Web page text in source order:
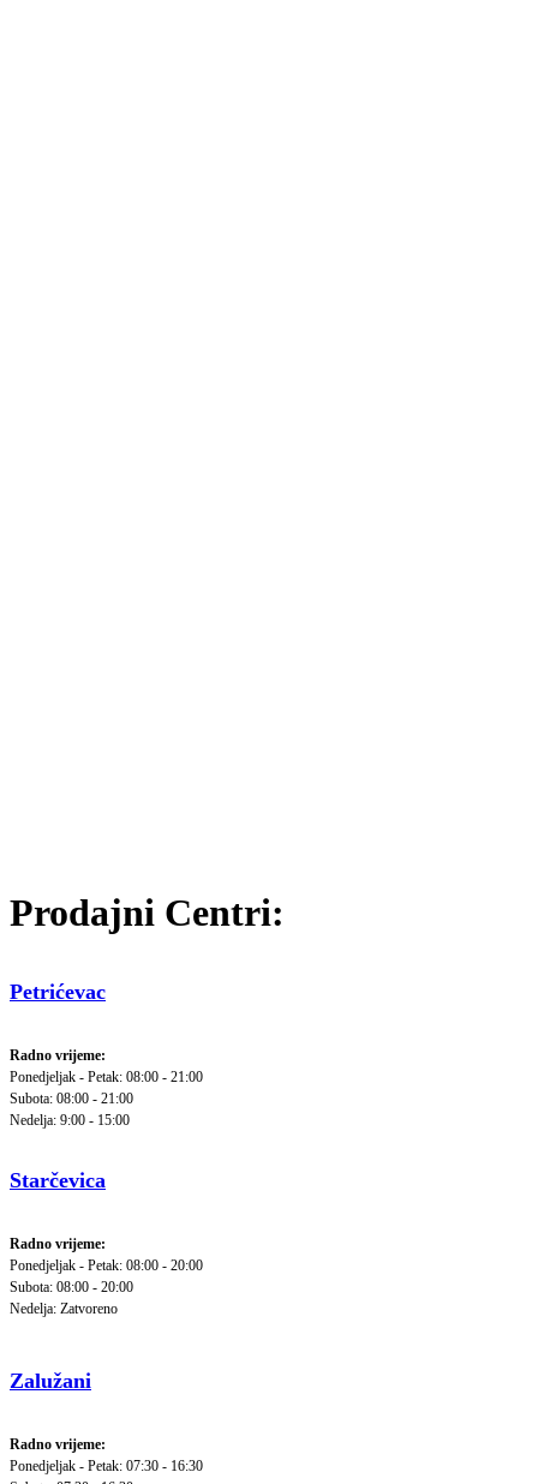
Prodajni Centri:
Petrićevac
Radno vrijeme:
Ponedjeljak - Petak: 08:00 - 21:00
Subota: 08:00 - 21:00
Nedelja: 9:00 - 15:00
Starčevica
Radno vrijeme:
Ponedjeljak - Petak: 08:00 - 20:00
Subota: 08:00 - 20:00
Nedelja: Zatvoreno
Zalužani
Radno vrijeme:
Ponedjeljak - Petak: 07:30 - 16:30